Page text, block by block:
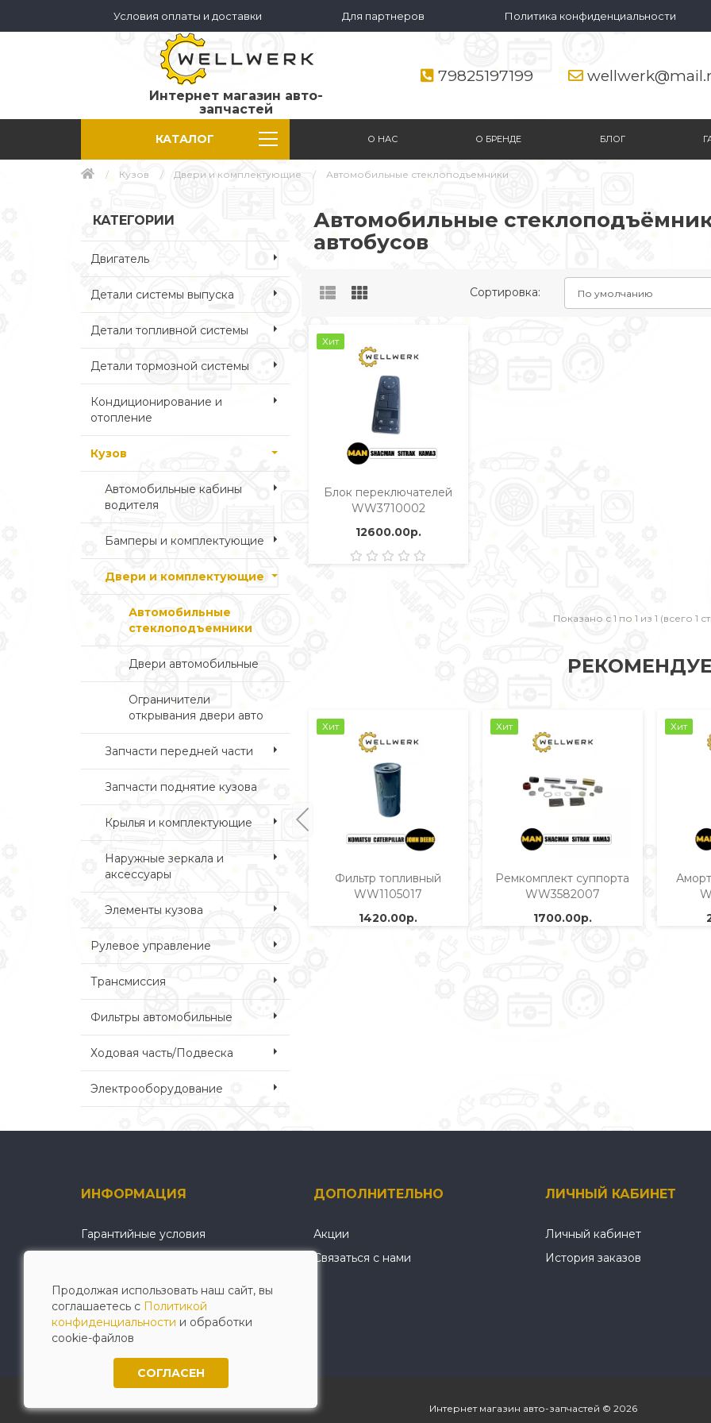
Условия оплаты и доставки Для партнеров Политика конфиденциальности
Интернет магазин авто-
запчастей
79825197199
КАТАЛОГ О НАС О БРЕНДЕ БЛОГ
Кузов Двери и комплектующие Автомобильные стеклоподъемники
КАТЕГОРИИ
Двигатель
Детали системы выпуска
Детали топливной системы
Детали тормозной системы
Кондиционирование и
отопление
Кузов
Автомобильные кабины
водителя
Бамперы и комплектующие
Двери и комплектующие
Автомобильные
стеклоподъемники
Двери автомобильные
Ограничители
открывания двери авто
Запчасти передней части
Запчасти поднятие кузова
Крылья и комплектующие
Наружные зеркала и
аксессуары
Элементы кузова
Рулевое управление
Трансмиссия
Фильтры автомобильные
Ходовая часть/Подвеска
Электрооборудование
Автомобильные
автобусов
Сортировка:
Хит
Блок переключателей
WW3710002
12600.00р.
Показано с 1 по 1 из 1 (всего 1
Хит
Фильтр топливный
WW1105017
1420.00р.
Хит
Ремкомплект суппорта
WW3582007
1700.00р.
Хит
ИНФОРМАЦИЯ
Гарантийные условия
Политика конфиденциальности
ДОПОЛНИТЕЛЬНО
Акции
Связаться с нами
ЛИЧНЫЙ КАБИНЕТ
Личный кабинет
История заказов
Интернет магазин авто-запчастей © 2026
Продолжая использовать наш сайт, вы
соглашаетесь с Политикой
конфиденциальности и обработки
cookie-файлов
СОГЛАСЕН